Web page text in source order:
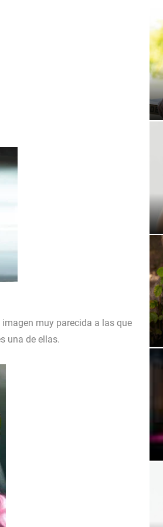
imagen muy parecida a las que
una de ellas.